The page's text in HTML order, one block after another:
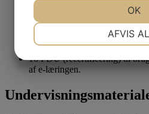
øvelser og lignende.
Tips og tricks til at bestå
Løbende vejledning og
SMC™ certificeringseksamen.
16 PDU (recertificering) til
af e-læringen.MARKETING
AFVIS
OK